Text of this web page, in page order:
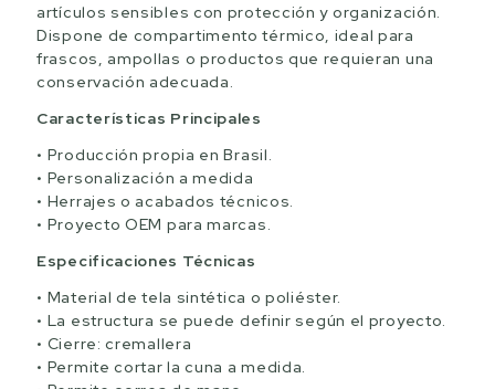
artículos sensibles con protección y organización.
Dispone de compartimento térmico, ideal para
frascos, ampollas o productos que requieran una
conservación adecuada.
Características Principales
Producción propia en Brasil.
Personalización a medida
Herrajes o acabados técnicos.
Proyecto OEM para marcas.
Especificaciones Técnicas
Material de tela sintética o poliéster.
La estructura se puede definir según el proyecto.
Cierre: cremallera
Permite cortar la cuna a medida.